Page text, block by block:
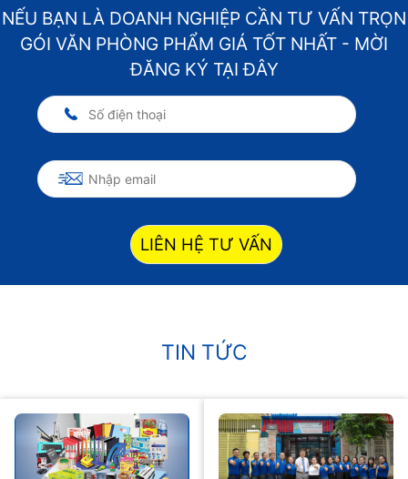
NẾU BẠN LÀ DOANH NGHIỆP CẦN TƯ VẤN TRỌN
GÓI VĂN PHÒNG PHẨM GIÁ TỐT NHẤT - MỜI
ĐĂNG KÝ TẠI ĐÂY
LIÊN HỆ TƯ VẤN
TIN TỨC